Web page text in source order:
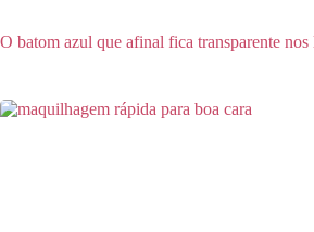
O batom azul que afinal fica transparente nos